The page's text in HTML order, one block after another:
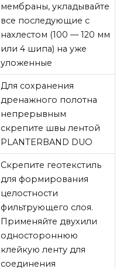
мембраны, укладывайте
все последующие с
нахлестом (100 — 120 мм
или 4 шипа) на уже
уложенные
Для сохранения
дренажного полотна
непрерывным
скрепите швы лентой
PLANTERBAND DUO
Скрепите геотекстиль
для формирования
целостности
фильтрующего слоя.
Применяйте двухили
одностороннюю
клейкую ленту для
соединения